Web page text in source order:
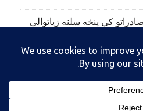
کې پنځه سلنه زیاتوالی